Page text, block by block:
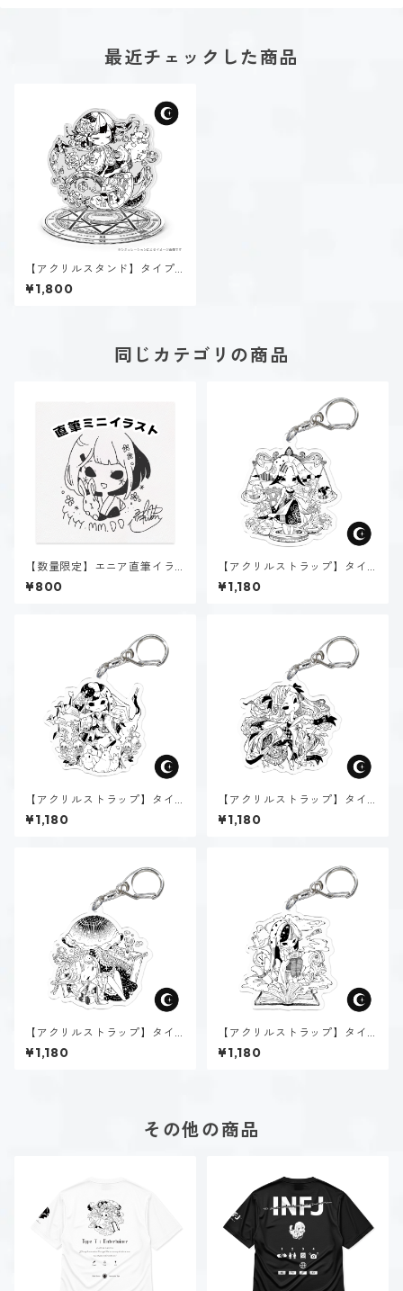
最近チェックした商品
【アクリルスタンド】タイプ
９-慈しむ人（ダーク）
¥1,800
同じカテゴリの商品
【数量限定】エニア直筆イラ
スト
¥800
【アクリルストラップ】タイ
プ１-正す人（ダーク）
¥1,180
【アクリルストラップ】タイ
プ２-助ける人（ダーク）
¥1,180
【アクリルストラップ】タイ
プ３-求める人（ダーク）
¥1,180
【アクリルストラップ】タイ
プ４-感じる人（ダーク）
¥1,180
【アクリルストラップ】タイ
プ５-考える人（ダーク）
¥1,180
その他の商品